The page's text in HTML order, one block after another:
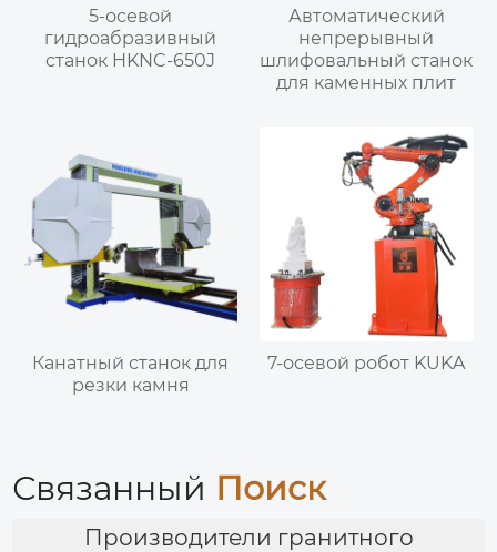
5-осевой
гидроабразивный
станок HKNC-650J
Автоматический
непрерывный
шлифовальный станок
для каменных плит
Канатный станок для
резки камня
7-осевой робот KUKA
Связанный Поиск
Производители гранитного